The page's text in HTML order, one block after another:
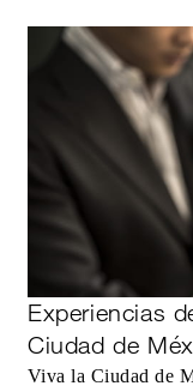
Experiencias
Ciudad de
Viva la Ciudad de